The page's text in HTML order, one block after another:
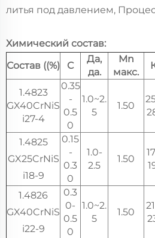
литья под давлением,
Химический состав:
Состав ((%)
C
Да,
да.
Mn
макс.
1.4823
GX40CrNiS
i27-4
0.35
-
0.5
0
1.0~2.
5
1.50
1.4825
GX25CrNiS
i18-9
0.15
-
0.3
0
1.0-
2.5
1.50
1.4826
GX40CrNiS
i22-9
0.3
0-
0.5
0
1.0~2.
5
1.50